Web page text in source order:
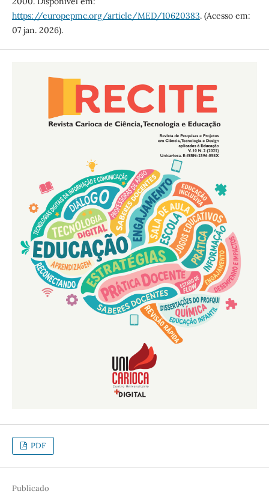
https://europepmc.org/article/MED/10620383. (Acesso em:
07 jan. 2026).
PDF
Publicado